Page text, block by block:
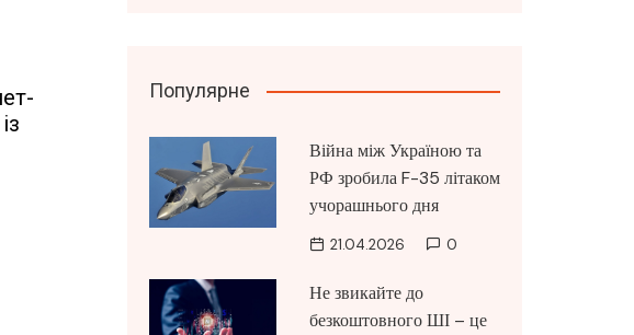
Популярне
Війна між Україною та
РФ зробила F-35 літаком
учорашнього дня
21.04.2026 0
Не звикайте до
безкоштовного ШІ – це